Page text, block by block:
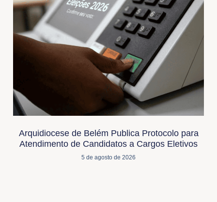
Arquidiocese de Belém Publica Protocolo para
Atendimento de Candidatos a Cargos Eletivos
5 de agosto de 2026